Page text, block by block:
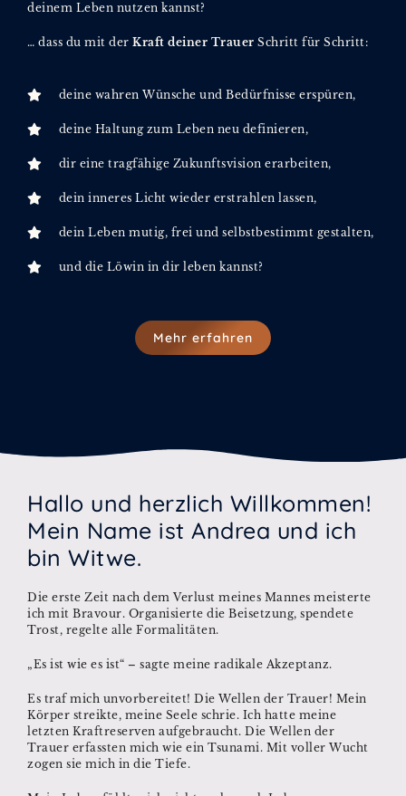
deinem Leben nutzen kannst?
… dass du mit der Kraft deiner Trauer Schritt für Schritt:
deine wahren Wünsche und Bedürfnisse erspüren,
deine Haltung zum Leben neu definieren,
dir eine tragfähige Zukunftsvision erarbeiten,
dein inneres Licht wieder erstrahlen lassen,
dein Leben mutig, frei und selbstbestimmt gestalten,
und die Löwin in dir leben kannst?
Mehr erfahren
Hallo und herzlich Willkommen!
Mein Name ist Andrea und ich
bin Witwe.
Die erste Zeit nach dem Verlust meines Mannes meisterte
ich mit Bravour. Organisierte die Beisetzung, spendete
Trost, regelte alle Formalitäten.
„Es ist wie es ist“ – sagte meine radikale Akzeptanz.
Es traf mich unvorbereitet! Die Wellen der Trauer! Mein
Körper streikte, meine Seele schrie. Ich hatte meine
letzten Kraftreserven aufgebraucht. Die Wellen der
Trauer erfassten mich wie ein Tsunami. Mit voller Wucht
zogen sie mich in die Tiefe.